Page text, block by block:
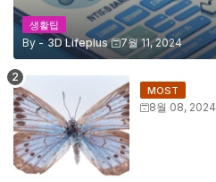
생활팁
By - 3D Lifeplus 7월 11, 2024
MOST
8월 08, 2024